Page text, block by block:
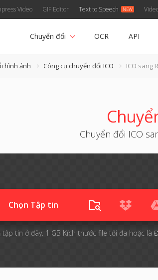
Video GIF Editor Text to Speech
Chuyển đổi OCR API
hình ảnh Công cụ chuyển đổi ICO ICO sang
Chuyển đổi ICO
Chọn Tập tin
tập tin ở đây. 1 GB Kích thước file tối đa hoặc là